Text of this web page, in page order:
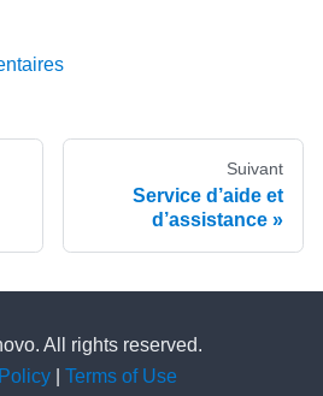
Suivant
Service d’aide et
d’assistance
All rights reserved.
Terms of Use